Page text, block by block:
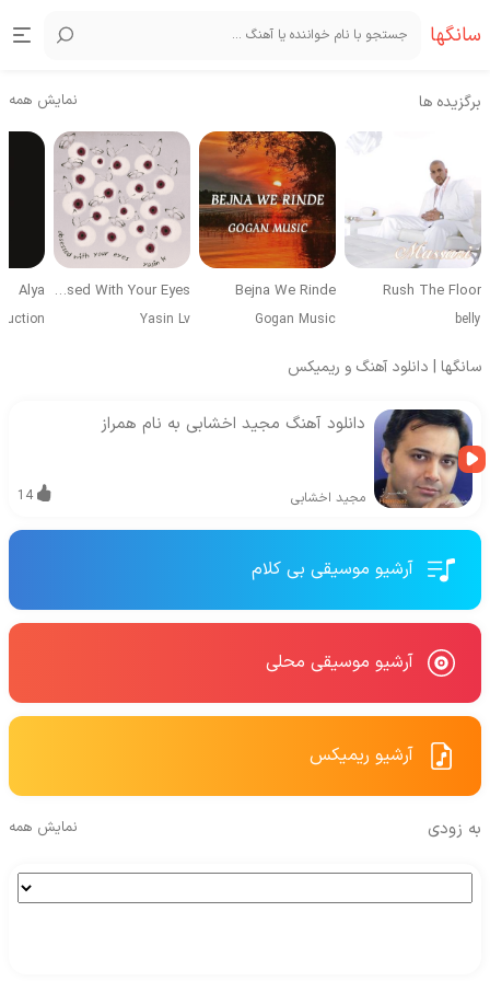
سانگها
برگزیده ها نمایش همه
Rush The Floor
belly
Bejna We Rinde
Gogan Music
Obsessed With Your Eyes
Yasin Lv
Alya
سانگها | دانلود آهنگ و ریمیکس
دانلود آهنگ مجید اخشابی به نام همراز
مجید اخشابی 14
آرشیو موسیقی بی کلام
آرشیو موسیقی محلی
آرشیو ریمیکس
به زودی نمایش همه